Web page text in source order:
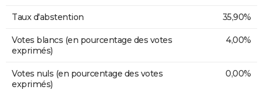
Taux d'abstention 35,90%
Votes blancs (en pourcentage des votes
exprimés)
4,00%
Votes nuls (en pourcentage des votes
exprimés)
0,00%